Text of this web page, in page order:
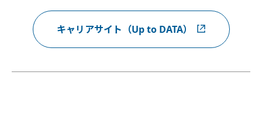
キャリアサイト（Up to DATA）